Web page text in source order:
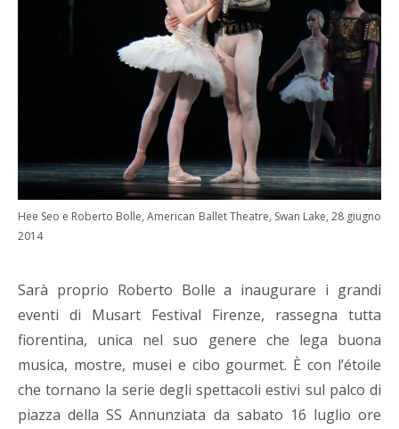
Hee Seo e Roberto Bolle, American Ballet Theatre, Swan Lake, 28 giugno
2014
Sarà proprio Roberto Bolle a inaugurare i grandi
eventi di Musart Festival Firenze, rassegna tutta
fiorentina, unica nel suo genere che lega buona
musica, mostre, musei e cibo gourmet. È con l’étoile
che tornano la serie degli spettacoli estivi sul palco di
piazza della SS Annunziata da sabato 16 luglio ore